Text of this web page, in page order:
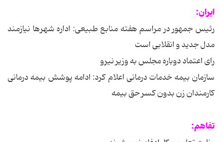
ایران:
رئیس جمهور در مراسم هفته منابع طبیعی: اداره شهرها نیازمند
مدل جدید و انقلابی است
رای اعتماد دوباره مجلس به وزیر نیرو
سازمان بیمه خدمات درمانی اعلام کرد: ادامه پوشش بیمه درمانی
کارمندان زن بدون کسر حق بیمه
تفاهم: